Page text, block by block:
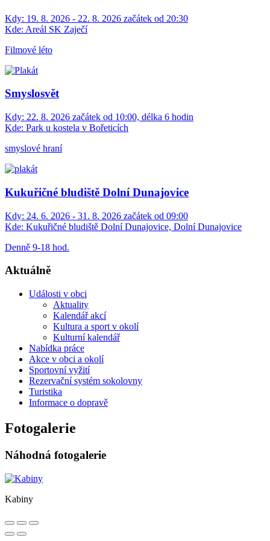
Kdy: 19. 8. 2026 - 22. 8. 2026 začátek od 20:30
Kde: Areál SK Zaječí
Filmové léto
Smyslosvět
Kdy: 22. 8. 2026 začátek od 10:00, délka 6 hodin
Kde: Park u kostela v Bořeticích
smyslové hraní
Kukuřičné bludiště Dolní Dunajovice
Kdy: 24. 6. 2026 - 31. 8. 2026 začátek od 09:00
Kde: Kukuřičné bludiště Dolní Dunajovice, Dolní Dunajovice
Denně 9-18 hod.
Aktuálně
Události v obci
Aktuality
Kalendář akcí
Kultura a sport v okolí
Kulturní kalendář
Nabídka práce
Akce v obci a okolí
Sportovní vyžití
Rezervační systém sokolovny
Turistika
Informace o dopravě
Fotogalerie
Náhodná fotogalerie
Kabiny